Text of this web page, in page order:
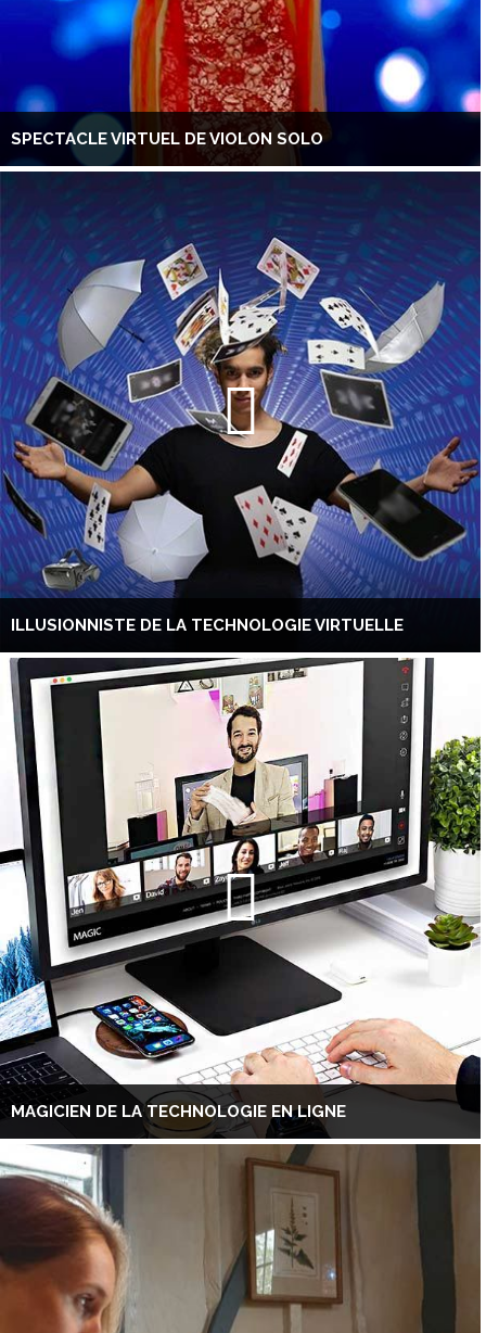
SPECTACLE VIRTUEL DE VIOLON SOLO
ILLUSIONNISTE DE LA TECHNOLOGIE VIRTUELLE
MAGICIEN DE LA TECHNOLOGIE EN LIGNE